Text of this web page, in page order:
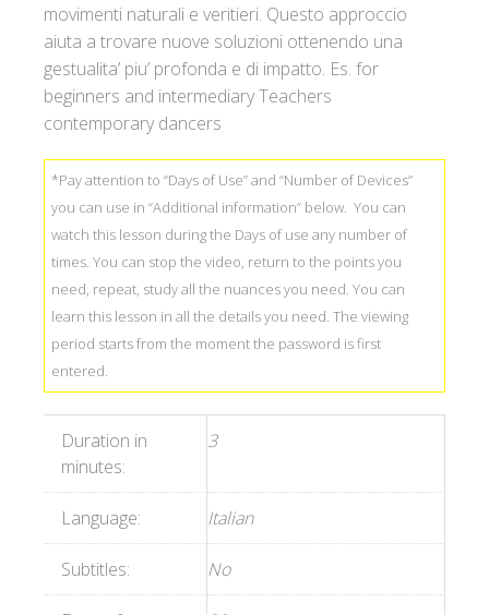
movimenti naturali e veritieri. Questo approccio
aiuta a trovare nuove soluzioni ottenendo una
gestualita’ piu’ profonda e di impatto. Es. for
beginners and intermediary Teachers
contemporary dancers
*Pay attention to “Days of Use” and “Number of Devices”
you can use in “Additional information” below. You can
watch this lesson during the Days of use any number of
times. You can stop the video, return to the points you
need, repeat, study all the nuances you need. You can
learn this lesson in all the details you need. The viewing
period starts from the moment the password is first
entered.
Duration in
minutes:
3
Language: Italian
Subtitles: No